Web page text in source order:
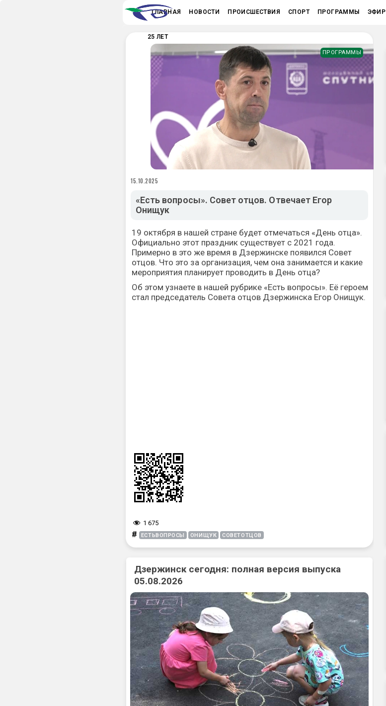
ГЛАВНАЯ НОВОСТИ ПРОИСШЕСТВИЯ СПОРТ ПРОГРАММЫ ЭФИР
25 ЛЕТ
ПРОГРАММЫ
15.10.2025
«Есть вопросы». Совет отцов. Отвечает Егор
Онищук
19 октября в нашей стране будет отмечаться «День отца».
Официально этот праздник существует с 2021 года.
Примерно в это же время в Дзержинске появился Совет
отцов. Что это за организация, чем она занимается и какие
мероприятия планирует проводить в День отца?
Об этом узнаете в нашей рубрике «Есть вопросы». Её героем
стал председатель Совета отцов Дзержинска Егор Онищук.
1 675
# ЕСТЬВОПРОСЫ ОНИЩУК СОВЕТОТЦОВ
Дзержинск сегодня: полная версия выпуска
05.08.2026